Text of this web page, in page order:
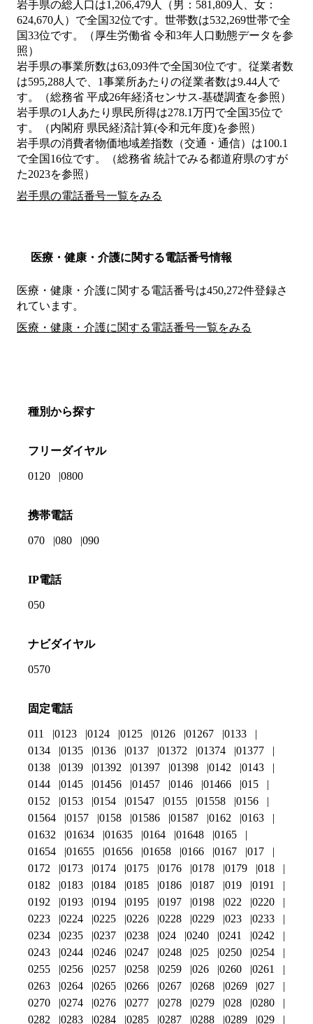
岩手県の総人口は1,206,479人（男：581,809人、女：
624,670人）で全国32位です。世帯数は532,269世帯で全
国33位です。（厚生労働省 令和3年人口動態データを参
照）
岩手県の事業所数は63,093件で全国30位です。従業者数
は595,288人で、1事業所あたりの従業者数は9.44人で
す。（総務省 平成26年経済センサス‐基礎調査を参照）
岩手県の1人あたり県民所得は278.1万円で全国35位で
す。（内閣府 県民経済計算(令和元年度)を参照）
岩手県の消費者物価地域差指数（交通・通信）は100.1
で全国16位です。（総務省 統計でみる都道府県のすが
た2023を参照）
岩手県の電話番号一覧をみる
医療・健康・介護に関する電話番号情報
医療・健康・介護に関する電話番号は450,272件登録さ
れています。
医療・健康・介護に関する電話番号一覧をみる
種別から探す
フリーダイヤル
0120 0800
携帯電話
070 080 090
IP電話
050
ナビダイヤル
0570
固定電話
011 0123 0124 0125 0126 01267
0133
0134
0135 0136 0137 01372 01374
01377
0138
0139 01392 01397 01398 0142
0143
0144
0145 01456 01457 0146 01466
015
0152
0153 0154 01547 0155 01558
0156
01564
0157 0158 01586 01587 0162
0163
01632
01634 01635 0164 01648
0165
01654
01655 01656 01658 0166 0167
017
0172
0173 0174 0175 0176 0178 0179
018
0182
0183 0184 0185 0186 0187 019
0191
0192
0193 0194 0195 0197 0198 022
0220
0223
0224 0225 0226 0228 0229 023
0233
0234
0235 0237 0238 024 0240 0241
0242
0243
0244 0246 0247 0248 025 0250
0254
0255
0256 0257 0258 0259 026 0260
0261
0263
0264 0265 0266 0267 0268 0269
027
0270
0274 0276 0277 0278 0279 028
0280
0282
0283 0284 0285 0287 0288 0289 029